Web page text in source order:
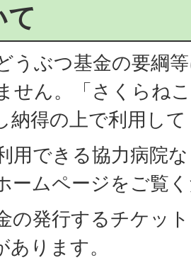
て
うぶつ基金の要綱
せん。「さくらね
納得の上で利用し
用できる協力病院
ームページをご覧
の発行するチケッ
ります。